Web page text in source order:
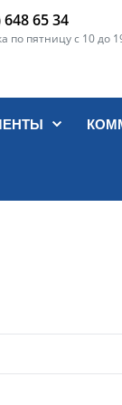
648 65 34
по пятницу с 10 до